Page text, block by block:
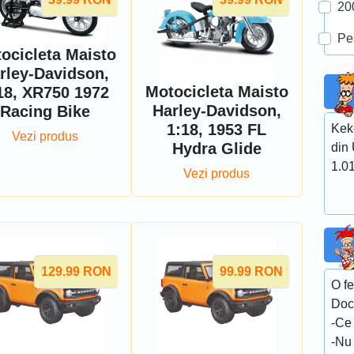
Maisto
Davidson,
XR750 1972
Racing Bike
Vezi produs
Motocicleta Maisto
Harley-Davidson,
1:18, 1953 FL
Hydra Glide
Vezi produs
129.99 RON 99.99 RON
din
O
-Ce
-Nu